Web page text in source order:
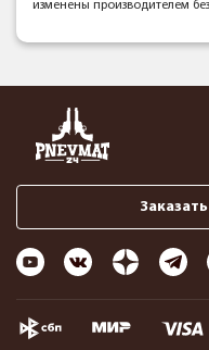
изменены производителем